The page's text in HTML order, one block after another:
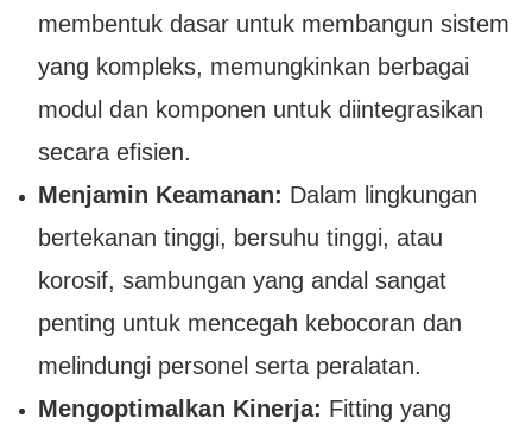
membentuk dasar untuk membangun sistem
yang kompleks, memungkinkan berbagai
modul dan komponen untuk diintegrasikan
secara efisien.
Menjamin Keamanan: Dalam lingkungan
bertekanan tinggi, bersuhu tinggi, atau
korosif, sambungan yang andal sangat
penting untuk mencegah kebocoran dan
melindungi personel serta peralatan.
Mengoptimalkan Kinerja: Fitting yang